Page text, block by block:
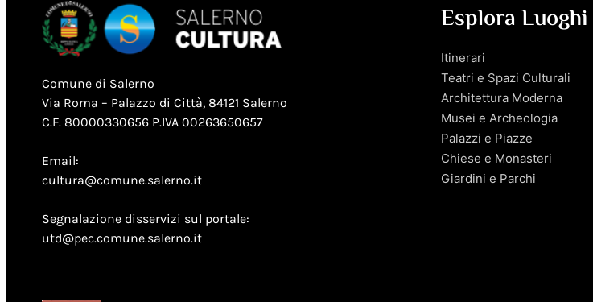
Comune di Salerno
Via Roma – Palazzo di Città, 84121 Salerno
C.F. 80000330656 P.IVA 00263650657
Email:
cultura@comune.salerno.it
Segnalazione disservizi sul portale:
utd@pec.comune.salerno.it
Esplora Luoghi
Itinerari
Teatri e Spazi Culturali
Architettura Moderna
Musei e Archeologia
Palazzi e Piazze
Chiese e Monasteri
Giardini e Parchi